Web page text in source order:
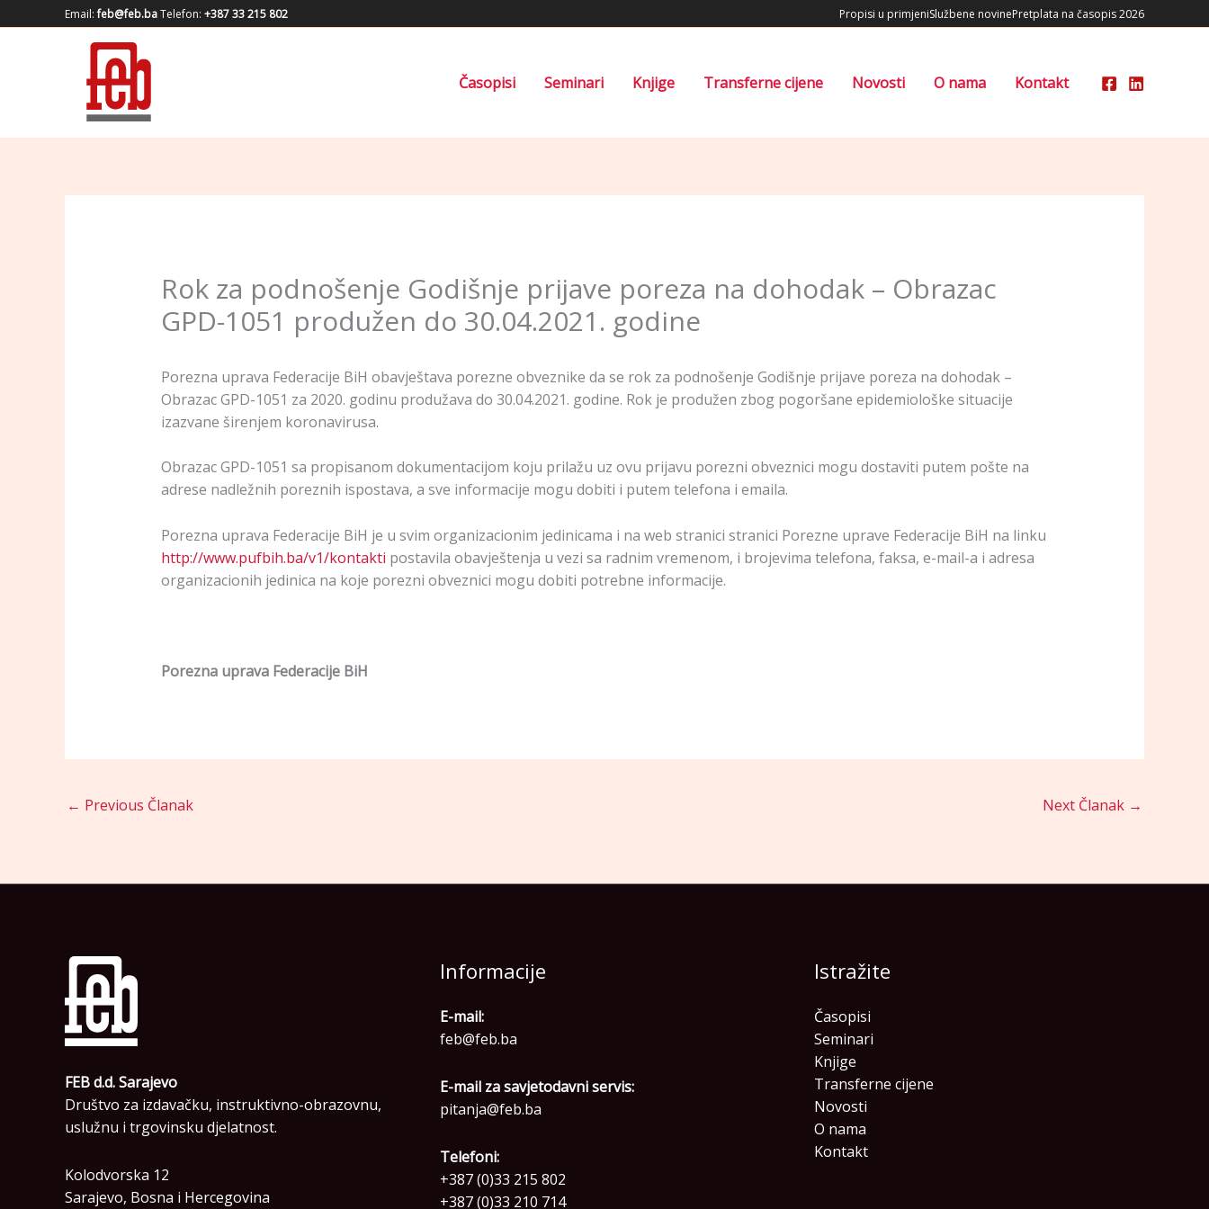
to
Email:feb@feb.baTelefon: +387 33 215 802 Propisi u primjeniSlužbene novinePretplata na časopis 2026
Časopisi Seminari Knjige Transferne cijene Novosti O nama Kontakt
Rok za podnošenje Godišnje prijave poreza na dohodak – Obrazac
GPD-1051 produžen do 30.04.2021. godine
Porezna uprava Federacije BiH obavještava porezne obveznike da se rok za podnošenje Godišnje prijave poreza na dohodak –
Obrazac GPD-1051 za 2020. godinu produžava do 30.04.2021. godine. Rok je produžen zbog pogoršane epidemiološke situacije
izazvane širenjem koronavirusa.
Obrazac GPD-1051 sa propisanom dokumentacijom koju prilažu uz ovu prijavu porezni obveznici mogu dostaviti putem pošte na
adrese nadležnih poreznih ispostava, a sve informacije mogu dobiti i putem telefona i emaila.
Porezna uprava Federacije BiH je u svim organizacionim jedinicama i na web stranici stranici Porezne uprave Federacije BiH na linku
http://www.pufbih.ba/v1/kontakti postavila obavještenja u vezi sa radnim vremenom, i brojevima telefona, faksa, e-mail-a i adresa
organizacionih jedinica na koje porezni obveznici mogu dobiti potrebne informacije.
Porezna uprava Federacije BiH
← Previous Članak Next Članak →
FEB d.d. Sarajevo
Društvo za izdavačku, instruktivno-obrazovnu,
uslužnu i trgovinsku djelatnost.
Kolodvorska 12
Sarajevo, Bosna i Hercegovina
Informacije
E-mail:
feb@feb.ba
E-mail za savjetodavni servis:
pitanja@feb.ba
Telefoni:
+387 (0)33 215 802
+387 (0)33 210 714
Istražite
Časopisi
Seminari
Knjige
Transferne cijene
Novosti
O nama
Kontakt